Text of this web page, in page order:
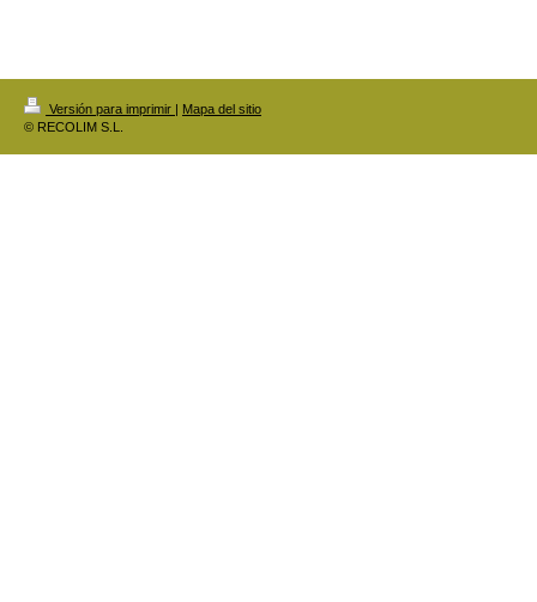
Versión para imprimir | Mapa del sitio
© RECOLIM S.L.